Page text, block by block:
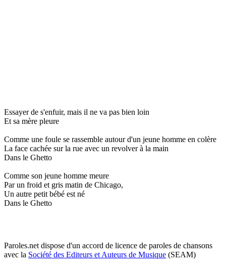
Essayer de s'enfuir, mais il ne va pas bien loin
Et sa mère pleure
Comme une foule se rassemble autour d'un jeune homme en colère
La face cachée sur la rue avec un revolver à la main
Dans le Ghetto
Comme son jeune homme meure
Par un froid et gris matin de Chicago,
Un autre petit bébé est né
Dans le Ghetto
Paroles.net dispose d'un accord de licence de paroles de chansons
avec la Société des Editeurs et Auteurs de Musique (SEAM)